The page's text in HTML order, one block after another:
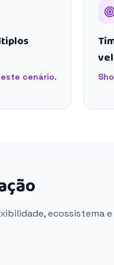
cenário.
ecossistema